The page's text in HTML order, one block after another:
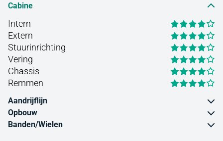
Cabine
Intern
Extern
Stuurinrichting
Vering
Chassis
Remmen
Aandrijflijn
Opbouw
Banden/Wielen